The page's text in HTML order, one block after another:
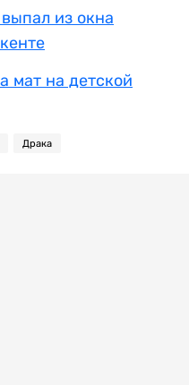
из окна
мат на детской
Драка